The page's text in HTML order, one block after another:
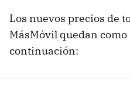
Los nuevos precios de
MásMóvil quedan como
continuación: